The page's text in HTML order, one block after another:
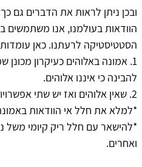
ובכן ניתן לראות את הדברים גם
הוודאות בעולמנו, אנו משתמשים
הסטטיסטיקה לרעתנו. כאן
1. אמונה באלוהים כעיקרון
להבינה כי איננו אלוהים.
2. שאין אלוהים ואז יש שתי אפשרויות:
*למלא את חלל אי הוודאות
*להישאר עם חלל ריק קיומי משל
ואחרים.